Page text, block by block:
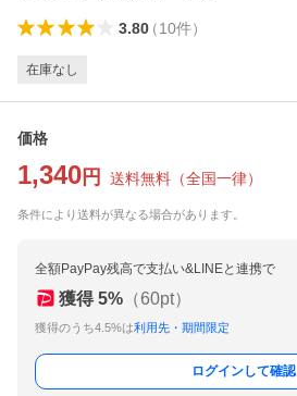
3.80（10件）
在庫なし
価格
1,340 円 送料無料 （全国一律）
条件により送料が異なる場合があります。
全額PayPay残高で支払い&LINEと連携で
獲得 5% （60pt）
獲得のうち4.5%は利用先・期間限定
ログインして確認